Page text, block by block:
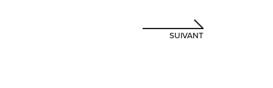
SUIVANT